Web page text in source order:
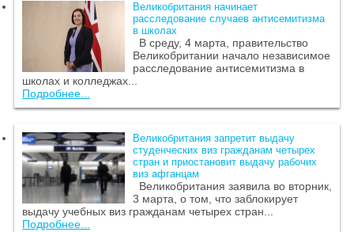
Великобритания начинает
расследование случаев антисемитизма
в школах
В среду, 4 марта, правительство
Великобритании начало независимое
расследование антисемитизма в
школах и колледжах...
Подробнее...
Великобритания запретит выдачу
студенческих виз гражданам четырех
стран и приостановит выдачу рабочих
виз афганцам
Великобритания заявила во вторник,
3 марта, о том, что заблокирует
выдачу учебных виз гражданам четырех стран...
Подробнее...